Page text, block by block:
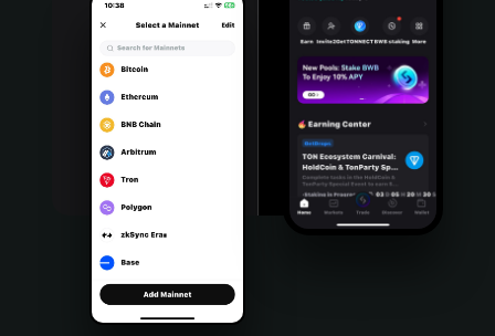
Português (Portugal)
Bahasa Indonesia
Português (Brasil)
Español (Argentina)